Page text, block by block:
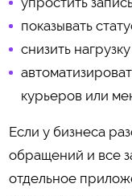
показывать
снизить
курьеров или
Если у бизнеса
обращений и все
отдельное